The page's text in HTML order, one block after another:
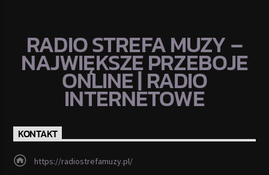
RADIO STREFA MUZY –
NAJWIĘKSZE PRZEBOJE
ONLINE | RADIO
INTERNETOWE
KONTAKT
https://radiostrefamuzy.pl/